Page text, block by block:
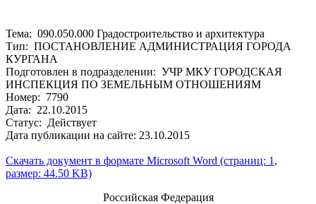
Тема: 090.050.000 Градостроительство и архитектура
Тип: ПОСТАНОВЛЕНИЕ АДМИНИСТРАЦИЯ ГОРОДА
КУРГАНА
Подготовлен в подразделении: УЧР МКУ ГОРОДСКАЯ
ИНСПЕКЦИЯ ПО ЗЕМЕЛЬНЫМ ОТНОШЕНИЯМ
Номер: 7790
Дата: 22.10.2015
Статус: Действует
Дата публикации на сайте: 23.10.2015
Скачать документ в формате Microsoft Word (страниц: 1,
размер: 44.50 KB)
Российская Федерация